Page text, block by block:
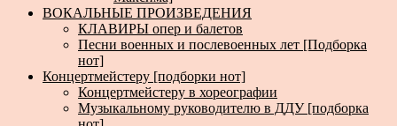
ВОКАЛЬНЫЕ ПРОИЗВЕДЕНИЯ
КЛАВИРЫ опер и балетов
Песни военных и послевоенных лет [Подборка
нот]
Концертмейстеру [подборки нот]
Концертмейстеру в хореографии
Музыкальному руководителю в ДДУ [подборка